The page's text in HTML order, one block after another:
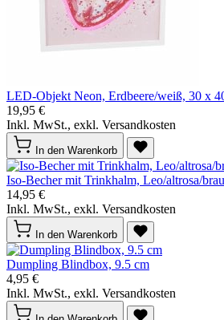
LED-Objekt Neon, Erdbeere/weiß, 30 x
19,95 €
Inkl. MwSt., exkl. Versandkosten
In den Warenkorb
Iso-Becher mit Trinkhalm, Leo/altrosa/
14,95 €
Inkl. MwSt., exkl. Versandkosten
In den Warenkorb
Dumpling Blindbox, 9.5 cm
4,95 €
Inkl. MwSt., exkl. Versandkosten